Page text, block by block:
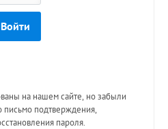
Войти
на нашем сайте, но забыли
подтверждения,
пароля.